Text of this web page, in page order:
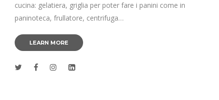
cucina: gelatiera, griglia per poter fare i panini come in
paninoteca, frullatore, centrifuga…
LEARN MORE